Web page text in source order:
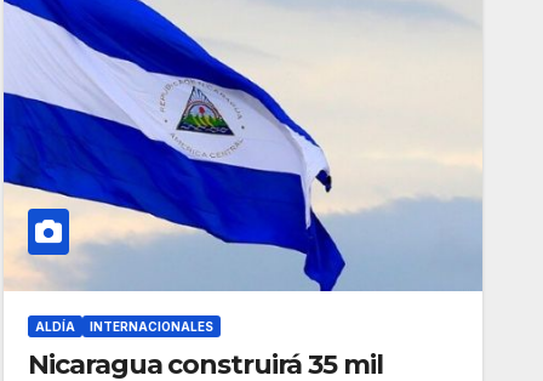
ALDÍA INTERNACIONALES
Nicaragua construirá 35 mil